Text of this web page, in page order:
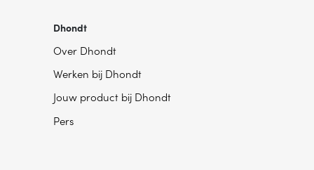
Dhondt
Over Dhondt
Werken bij Dhondt
Jouw product bij Dhondt
Pers